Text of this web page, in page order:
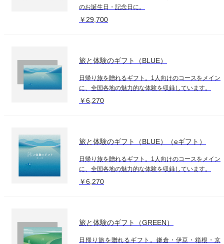
のお誕生日・記念日に。
￥29,700
旅と体験のギフト（BLUE）
日帰り旅を贈れるギフト。1人向けのコースをメイン
に、全国各地の魅力的な体験を収録しています。
￥6,270
旅と体験のギフト（BLUE）（eギフト）
日帰り旅を贈れるギフト。1人向けのコースをメイン
に、全国各地の魅力的な体験を収録しています。
￥6,270
旅と体験のギフト（GREEN）
日帰り旅を贈れるギフト。鎌倉・伊豆・箱根・京